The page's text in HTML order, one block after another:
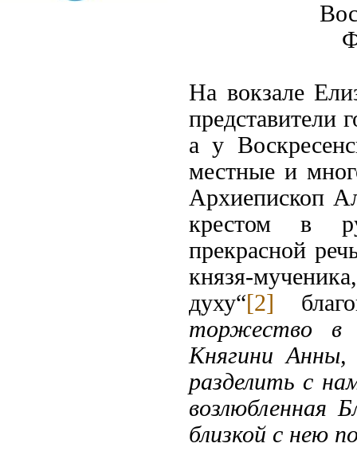
На вокзале
представители
а у
местные и
Архиепископ
крестом в
прекрасной
князя-
духу“[2]
торжество в
Княгини
разделить с
возлюбленная
близкой с нею